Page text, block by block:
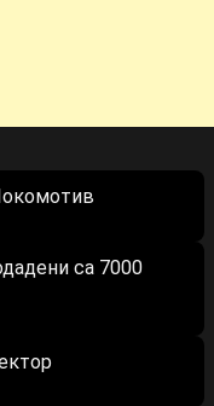
са 7000